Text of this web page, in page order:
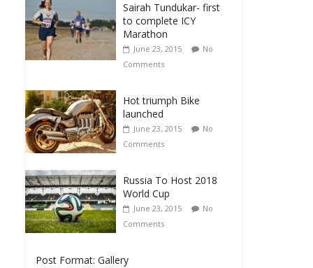
Sairah Tundukar- first
to complete ICY
Marathon
June 23, 2015
No
Comments
Hot triumph Bike
launched
June 23, 2015
No
Comments
Russia To Host 2018
World Cup
June 23, 2015
No
Comments
Post Format: Gallery